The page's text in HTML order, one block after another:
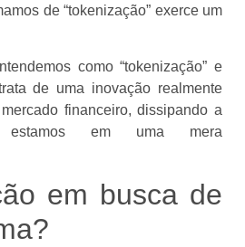
de “tokenização” exerce um
como “tokenização” e
de uma inovação realmente
financeiro, dissipando a
em uma mera
em busca de